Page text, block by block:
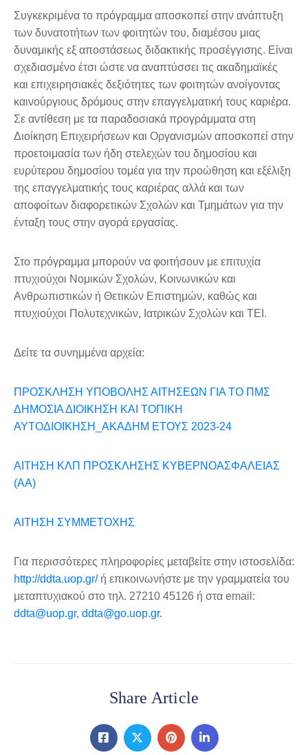
Συγκεκριμένα το πρόγραμμα αποσκοπεί στην ανάπτυξη
των δυνατοτήτων των φοιτητών του, διαμέσου μιας
δυναμικής εξ αποστάσεως διδακτικής προσέγγισης. Είναι
σχεδιασμένο έτσι ώστε να αναπτύσσει τις ακαδημαϊκές
και επιχειρησιακές δεξιότητες των φοιτητών ανοίγοντας
καινούργιους δρόμους στην επαγγελματική τους καριέρα.
Σε αντίθεση με τα παραδοσιακά προγράμματα στη
Διοίκηση Επιχειρήσεων και Οργανισμών αποσκοπεί στην
προετοιμασία των ήδη στελεχών του δημοσίου και
ευρύτερου δημοσίου τομέα για την προώθηση και εξέλιξη
της επαγγελματικής τους καριέρας αλλά και των
αποφοίτων διαφορετικών Σχολών και Τμημάτων για την
ένταξη τους στην αγορά εργασίας.
Στο πρόγραμμα μπορούν να φοιτήσουν με επιτυχία
πτυχιούχοι Νομικών Σχολών, Κοινωνικών και
Ανθρωπιστικών ή Θετικών Επιστημών, καθώς και
πτυχιούχοι Πολυτεχνικών, Ιατρικών Σχολών και ΤΕΙ.
Δείτε τα συνημμένα αρχεία:
ΠΡΟΣΚΛΗΣΗ ΥΠΟΒΟΛΗΣ ΑΙΤΗΣΕΩΝ ΓΙΑ ΤΟ ΠΜΣ
ΔΗΜΟΣΙΑ ΔΙΟΙΚΗΣΗ ΚΑΙ ΤΟΠΙΚΗ
ΑΥΤΟΔΙΟΙΚΗΣΗ_ΑΚΑΔΗΜ ΕΤΟΥΣ 2023-24
ΑΙΤΗΣΗ ΚΛΠ ΠΡΟΣΚΛΗΣΗΣ ΚΥΒΕΡΝΟΑΣΦΑΛΕΙΑΣ
(ΑΑ)
ΑΙΤΗΣΗ ΣΥΜΜΕΤΟΧΗΣ
Για περισσότερες πληροφορίες μεταβείτε στην ιστοσελίδα:
http://ddta.uop.gr/ή επικοινωνήστε με την γραμματεία του
μεταπτυχιακού στο τηλ. 27210 45126 ή στα email:
ddta@uop.gr, ddta@go.uop.gr.
Share Article